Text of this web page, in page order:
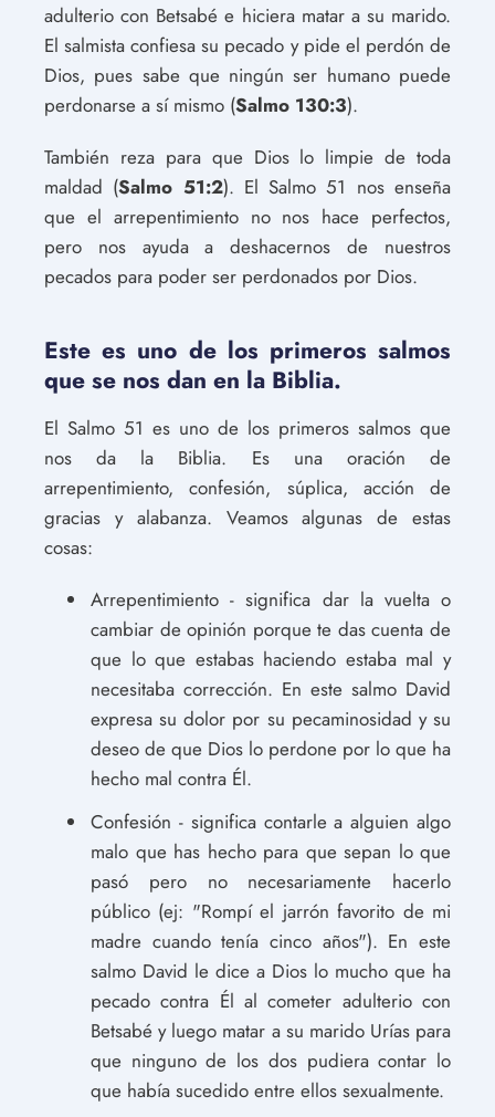
adulterio con Betsabé e hiciera matar a su marido.
El salmista confiesa su pecado y pide el perdón de
Dios, pues sabe que ningún ser humano puede
perdonarse a sí mismo (Salmo 130:3).
También reza para que Dios lo limpie de toda
maldad (Salmo 51:2). El Salmo 51 nos enseña
que el arrepentimiento no nos hace perfectos,
pero nos ayuda a deshacernos de nuestros
pecados para poder ser perdonados por Dios.
Este es uno de los primeros salmos
que se nos dan en la Biblia.
El Salmo 51 es uno de los primeros salmos que
nos da la Biblia. Es una oración de
arrepentimiento, confesión, súplica, acción de
gracias y alabanza. Veamos algunas de estas
cosas:
Arrepentimiento - significa dar la vuelta o
cambiar de opinión porque te das cuenta de
que lo que estabas haciendo estaba mal y
necesitaba corrección. En este salmo David
expresa su dolor por su pecaminosidad y su
deseo de que Dios lo perdone por lo que ha
hecho mal contra Él.
Confesión - significa contarle a alguien algo
malo que has hecho para que sepan lo que
pasó pero no necesariamente hacerlo
público (ej: "Rompí el jarrón favorito de mi
madre cuando tenía cinco años"). En este
salmo David le dice a Dios lo mucho que ha
pecado contra Él al cometer adulterio con
Betsabé y luego matar a su marido Urías para
que ninguno de los dos pudiera contar lo
que había sucedido entre ellos sexualmente.